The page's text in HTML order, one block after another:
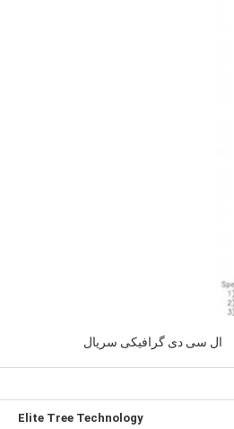
ال سی دی گرافیکی سریال
Elite Tree Technology